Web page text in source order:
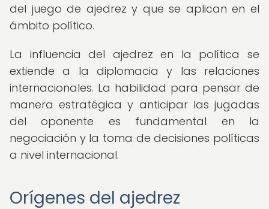
del juego de ajedrez y que se aplican en el
ámbito político.
La influencia del ajedrez en la política se
extiende a la diplomacia y las relaciones
internacionales. La habilidad para pensar de
manera estratégica y anticipar las jugadas
del oponente es fundamental en la
negociación y la toma de decisiones políticas
a nivel internacional.
Orígenes del ajedrez